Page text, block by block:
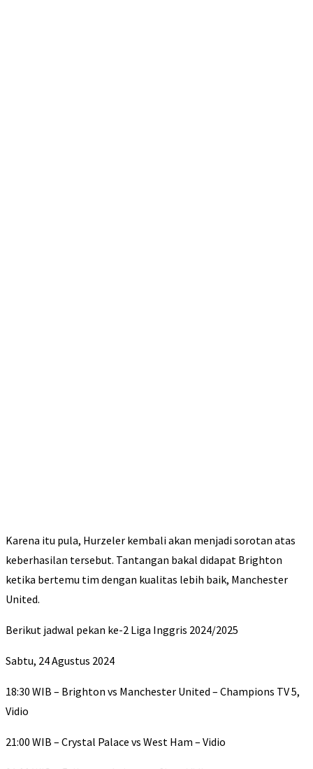
Karena itu pula, Hurzeler kembali akan menjadi sorotan atas
keberhasilan tersebut. Tantangan bakal didapat Brighton
ketika bertemu tim dengan kualitas lebih baik, Manchester
United.
Berikut jadwal pekan ke-2 Liga Inggris 2024/2025
Sabtu, 24 Agustus 2024
18:30 WIB – Brighton vs Manchester United – Champions TV 5,
Vidio
21:00 WIB – Crystal Palace vs West Ham – Vidio